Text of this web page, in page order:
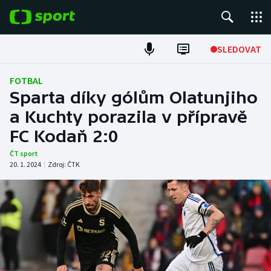
SLEDOVAT
Fotbal
Hokej
Tenis
Atletika
Cyklistika
DALŠÍ SPORTY
Americký fotbal
NEPŘEHLÉDNĚTE
FOTBAL
Sparta díky gólům Olatunjiho
a Kuchty porazila v přípravě
FC Kodaň 2:0
ČT sport
20. 1. 2024 | Zdroj: ČTK